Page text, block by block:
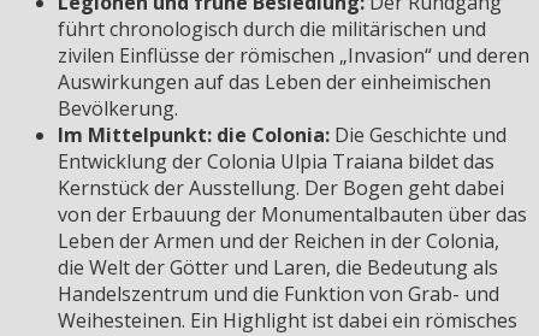
führt chronologisch durch die militärischen und
zivilen Einflüsse der römischen „Invasion“ und deren
Auswirkungen auf das Leben der einheimischen
Bevölkerung.
Im Mittelpunkt: die Colonia: Die Geschichte und
Entwicklung der Colonia Ulpia Traiana bildet das
Kernstück der Ausstellung. Der Bogen geht dabei
von der Erbauung der Monumentalbauten über das
Leben der Armen und der Reichen in der Colonia,
die Welt der Götter und Laren, die Bedeutung als
Handelszentrum und die Funktion von Grab- und
Weihesteinen. Ein Highlight ist dabei ein römisches